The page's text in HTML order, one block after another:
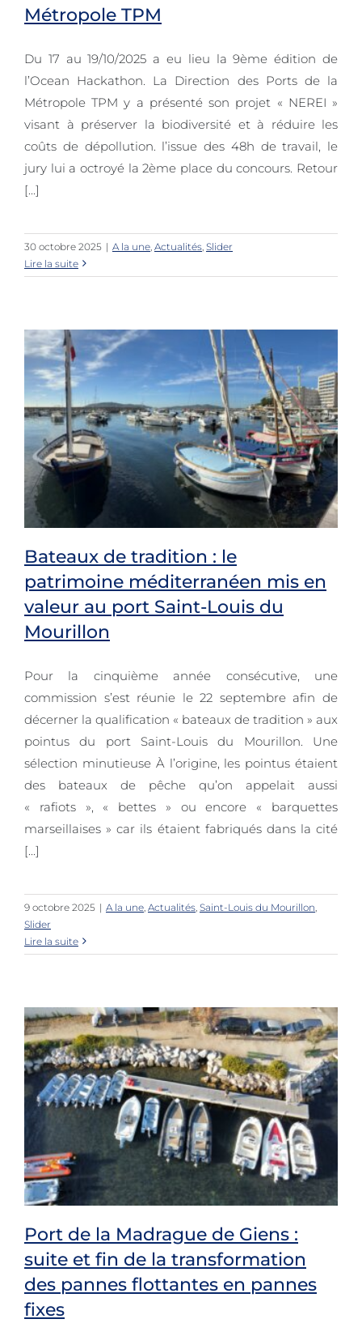
cœur du jury » pour le projet de la
TPM
Métropole TPM
Du 17 au 19/10/2025 a eu lieu la 9ème édition de
l’Ocean Hackathon. La Direction des Ports de la
Métropole TPM y a présenté son projet « NEREI »
visant à préserver la biodiversité et à réduire les
coûts de dépollution. l’issue des 48h de travail, le
jury lui a octroyé la 2ème place du concours. Retour
[...]
30 octobre 2025 | A la une Actualités Slider
Lire la suite
Bateaux de tradition : le patrimoine
port Saint-Louis du Mourillon
Bateaux de tradition : le
patrimoine méditerranéen mis en
valeur au port Saint-Louis du
Mourillon
Pour la cinquième année consécutive, une
commission s’est réunie le 22 septembre afin de
décerner la qualification « bateaux de tradition » aux
pointus du port Saint-Louis du Mourillon. Une
sélection minutieuse À l’origine, les pointus étaient
des bateaux de pêche qu’on appelait aussi
« rafiots », « bettes » ou encore « barquettes
marseillaises » car ils étaient fabriqués dans la cité
[...]
9 octobre 2025 | A la une Actualités Saint-Louis du Mourillon
Slider
Lire la suite
Port de la Madrague de Giens : suite
Port de la Madrague de Giens :
suite et fin de la transformation
des pannes flottantes en pannes
fixes